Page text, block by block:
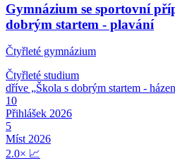
Gymnázium se sportovní
dobrým startem - plavání
Čtyřleté gymnázium
Čtyřleté studium
dříve „Škola s dobrým startem -
10
Přihlášek 2026
5
Míst 2026
2.0× 📈